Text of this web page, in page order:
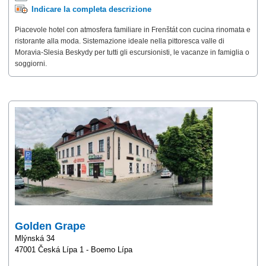
Indicare la completa descrizione
Piacevole hotel con atmosfera familiare in Frenštát con cucina rinomata e
ristorante alla moda. Sistemazione ideale nella pittoresca valle di
Moravia-Slesia Beskydy per tutti gli escursionisti, le vacanze in famiglia o
soggiorni.
Golden Grape
Mlýnská 34
47001 Česká Lípa 1 - Boemo Lípa